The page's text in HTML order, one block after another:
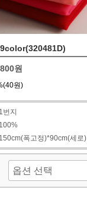
원
원)
번지
폭고정)*90cm(세로)